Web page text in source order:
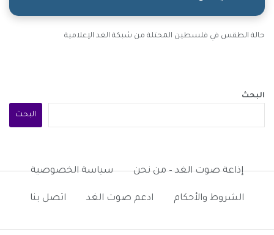
حالة الطقس في فلسطين المحتلة من شبكة الغد الإعلامية
البحث
البحث
إذاعة صوت الغد – من نحن سياسة الخصوصية
الشروط والأحكام ادعم صوت الغد اتصل بنا